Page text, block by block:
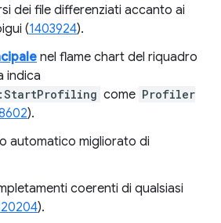
dei file differenziati accanto ai
(1403924).
nel flame chart del riquadro
indica
come Profiler
).
automatico migliorato di
coerenti di qualsiasi
).